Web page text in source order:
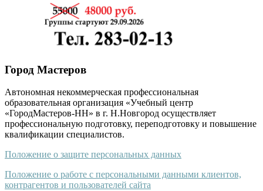
Город Мастеров
Автономная некоммерческая профессиональная
образовательная организация «Учебный центр
«ГородМастеров-НН» в г. Н.Новгород осуществляет
профессиональную подготовку, переподготовку и повышение
квалификации специалистов.
Положение о защите персональных данных
Положение о работе с персональными данными клиентов,
контрагентов и пользователей сайта